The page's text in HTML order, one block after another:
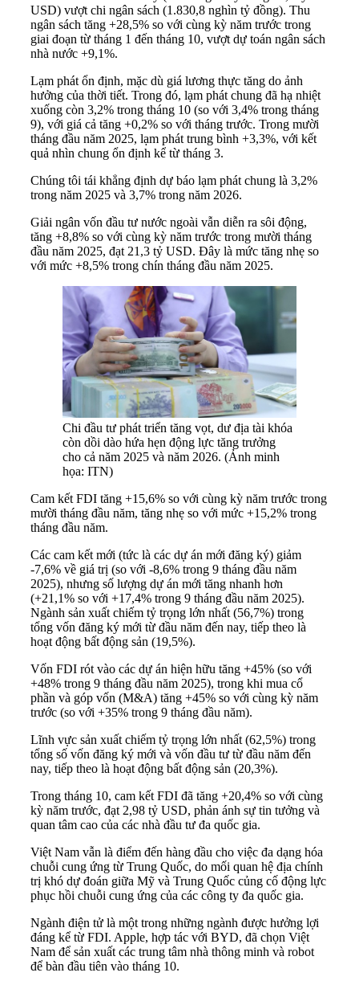
USD) vượt chi ngân sách (1.830,8 nghìn tỷ đồng). Thu
ngân sách tăng +28,5% so với cùng kỳ năm trước trong
giai đoạn từ tháng 1 đến tháng 10, vượt dự toán ngân sách
nhà nước +9,1%.
Lạm phát ổn định, mặc dù giá lương thực tăng do ảnh
hưởng của thời tiết. Trong đó, lạm phát chung đã hạ nhiệt
xuống còn 3,2% trong tháng 10 (so với 3,4% trong tháng
9), với giá cả tăng +0,2% so với tháng trước. Trong mười
tháng đầu năm 2025, lạm phát trung bình +3,3%, với kết
quả nhìn chung ổn định kể từ tháng 3.
Chúng tôi tái khẳng định dự báo lạm phát chung là 3,2%
trong năm 2025 và 3,7% trong năm 2026.
Giải ngân vốn đầu tư nước ngoài vẫn diễn ra sôi động,
tăng +8,8% so với cùng kỳ năm trước trong mười tháng
đầu năm 2025, đạt 21,3 tỷ USD. Đây là mức tăng nhẹ so
với mức +8,5% trong chín tháng đầu năm 2025.
Chi đầu tư phát triển tăng vọt, dư địa tài khóa
còn dồi dào hứa hẹn động lực tăng trưởng
cho cả năm 2025 và năm 2026. (Ảnh minh
họa: ITN)
Cam kết FDI tăng +15,6% so với cùng kỳ năm trước trong
mười tháng đầu năm, tăng nhẹ so với mức +15,2% trong
tháng đầu năm.
Các cam kết mới (tức là các dự án mới đăng ký) giảm
-7,6% về giá trị (so với -8,6% trong 9 tháng đầu năm
2025), nhưng số lượng dự án mới tăng nhanh hơn
(+21,1% so với +17,4% trong 9 tháng đầu năm 2025).
Ngành sản xuất chiếm tỷ trọng lớn nhất (56,7%) trong
tổng vốn đăng ký mới từ đầu năm đến nay, tiếp theo là
hoạt động bất động sản (19,5%).
Vốn FDI rót vào các dự án hiện hữu tăng +45% (so với
+48% trong 9 tháng đầu năm 2025), trong khi mua cổ
phần và góp vốn (M&A) tăng +45% so với cùng kỳ năm
trước (so với +35% trong 9 tháng đầu năm).
Lĩnh vực sản xuất chiếm tỷ trọng lớn nhất (62,5%) trong
tổng số vốn đăng ký mới và vốn đầu tư từ đầu năm đến
nay, tiếp theo là hoạt động bất động sản (20,3%).
Trong tháng 10, cam kết FDI đã tăng +20,4% so với cùng
kỳ năm trước, đạt 2,98 tỷ USD, phản ánh sự tin tưởng và
quan tâm cao của các nhà đầu tư đa quốc gia.
Việt Nam vẫn là điểm đến hàng đầu cho việc đa dạng hóa
chuỗi cung ứng từ Trung Quốc, do mối quan hệ địa chính
trị khó dự đoán giữa Mỹ và Trung Quốc củng cố động lực
phục hồi chuỗi cung ứng của các công ty đa quốc gia.
Ngành điện tử là một trong những ngành được hưởng lợi
đáng kể từ FDI. Apple, hợp tác với BYD, đã chọn Việt
Nam để sản xuất các trung tâm nhà thông minh và robot
để bàn đầu tiên vào tháng 10.